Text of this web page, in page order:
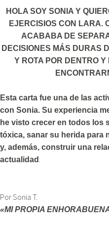
HOLA SOY SONIA Y
EJERCISIOS CON LARA.
ACABABA DE
DECISIONES MÁS DURAS
Y ROTA POR DENTRO
Esta carta fue una de las
con Sonia. Su experiencia
he visto crecer en todos los
tóxica, sanar su herida para
y, además, construir una
actualidad .
Por Sonia T.
«MI PROPIA